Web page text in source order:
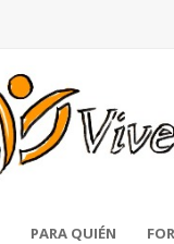
PARA QUIÉN